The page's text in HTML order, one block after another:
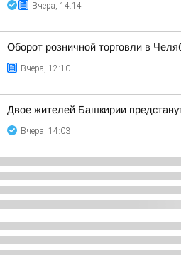
Вчера, 14:14
Оборот розничной торговли в
Вчера, 12:10
Двое жителей Башкирии
Вчера, 14:03